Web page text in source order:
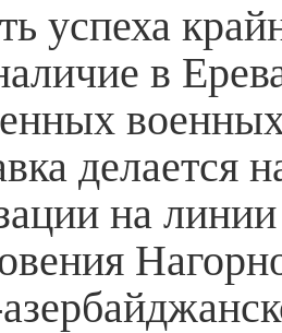
успеха
в
делается
на линии